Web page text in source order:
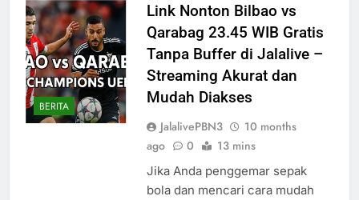
BERITA
Link Nonton Bilbao vs
Qarabag 23.45 WIB Gratis
Tanpa Buffer di Jalalive –
Streaming Akurat dan
Mudah Diakses
JalalivePBN3
10 months
ago
0 13 mins
Jika Anda penggemar sepak
bola dan mencari cara mudah